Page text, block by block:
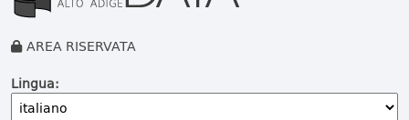
AREA RISERVATA
Lingua